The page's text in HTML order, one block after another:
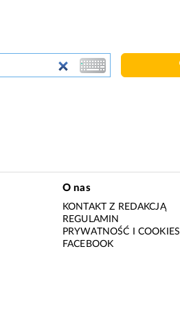
O nas
KONTAKT Z REDAKCJĄ
REGULAMIN
PRYWATNOŚĆ I COOKIES
FACEBOOK